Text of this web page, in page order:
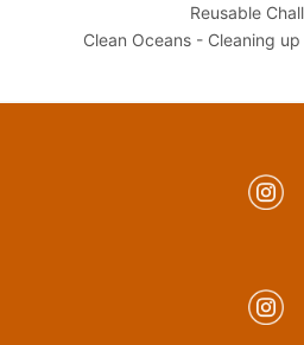
Reusable
Clean Oceans - Cleaning